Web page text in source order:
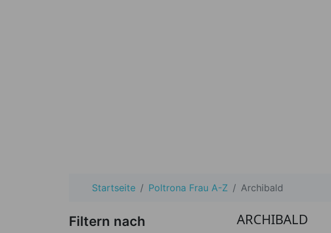
Startseite Poltrona Frau A-Z Archibald
Filtern nach ARCHIBALD